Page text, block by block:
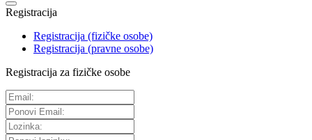
Registracija
Registracija (fizičke osobe)
Registracija (pravne osobe)
Registracija za fizičke osobe